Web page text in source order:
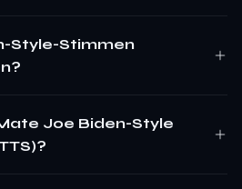
Style-Stimmen
Joe Biden-Style